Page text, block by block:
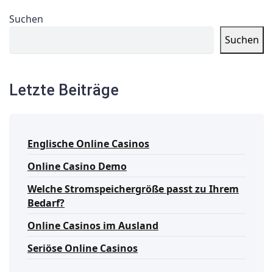
Suchen
Suchen
Letzte Beiträge
Englische Online Casinos
Online Casino Demo
Welche Stromspeichergröße passt zu Ihrem
Bedarf?
Online Casinos im Ausland
Seriöse Online Casinos